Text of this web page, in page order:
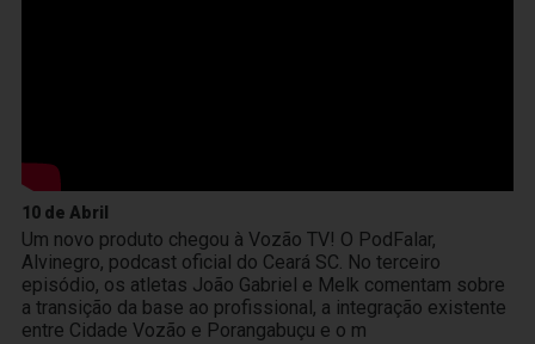
10 de Abril
Um novo produto chegou à Vozão TV! O PodFalar,
Alvinegro, podcast oficial do Ceará SC. No terceiro
episódio, os atletas João Gabriel e Melk comentam sobre
a transição da base ao profissional, a integração existente
entre Cidade Vozão e Porangabuçu e o m